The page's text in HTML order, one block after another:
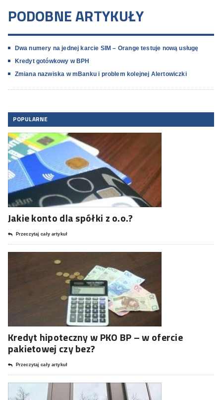
PODOBNE ARTYKUŁY
Dwa numery na jednej karcie SIM – Orange testuje nową usługę
Kredyt gotówkowy w BPH
Zmiana nazwiska w mBanku i problem kolejnej Alertowiczki
POPULARNE
Jakie konto dla spółki z o.o.?
Przeczytaj cały artykuł
Kredyt hipoteczny w PKO BP – w ofercie
pakietowej czy bez?
Przeczytaj cały artykuł